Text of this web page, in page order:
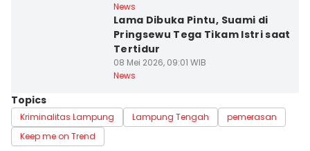
News
Lama Dibuka Pintu, Suami di
Pringsewu Tega Tikam Istri saat
Tertidur
08 Mei 2026, 09:01 WIB
News
Topics
Kriminalitas Lampung Lampung Tengah
pemerasan
Keep me on Trend